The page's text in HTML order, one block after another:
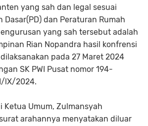
yang sah dan legal sesuai
dan Peraturan Rumah
yang sah tersebut adalah
Rian Nopandra hasil konfrensi
pada 27 Maret 2024
SK PWI Pusat nomor 194-
lX/2024.
Ketua Umum, Zulmansyah
arahannya menyatakan diluar